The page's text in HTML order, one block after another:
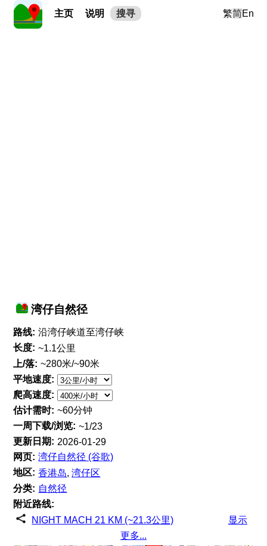
主页 说明 搜寻 繁简En
湾仔自然径
路线: 沿湾仔峡道至湾仔峡
长度: ~1.1公里
上/落: ~280米/~90米
平地速度:
爬高速度:
估计需时: ~60分钟
一周下载/浏览: ~1/23
更新日期: 2026-01-29
网页: 湾仔自然径 (谷歌)
地区: 香港岛,湾仔区
分类: 自然径
附近路线:
NIGHT MACH 21 KM (~21.3公里)
显示
更多...